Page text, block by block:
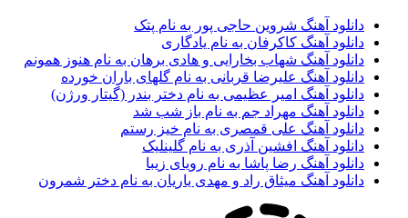
دانلود آهنگ شروین حاجی پور به نام پتک
دانلود آهنگ کاکرفان به نام یادگاری
دانلود آهنگ شهاب بخارایی و هادی برهان به نام هنوز همونم
دانلود آهنگ علیرضا قربانی به نام گلهای باران خورده
دانلود آهنگ امیر عظیمی به نام دختر بندر (گیتار ورژن)
دانلود آهنگ مهراد جم به نام باز شب شد
دانلود آهنگ علی قمصری به نام خیز رستم
دانلود آهنگ افشین آذری به نام گلینلیک
دانلود آهنگ رضا پاشا به نام رویای زیبا
دانلود آهنگ میثاق راد و مهدی یاریان به نام دختر شمرون